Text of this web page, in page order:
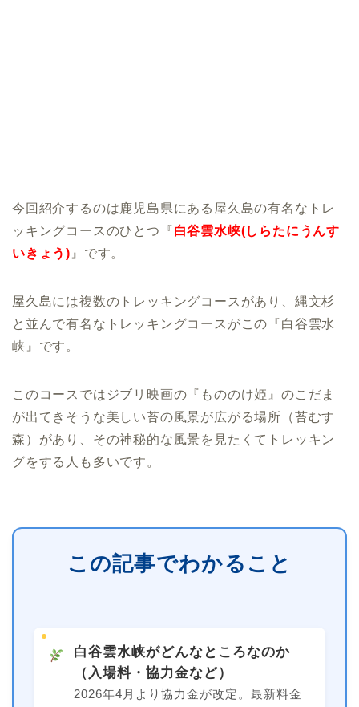
今回紹介するのは鹿児島県にある屋久島の有名なトレ
ッキングコースのひとつ『 白谷雲水峡(しらたにうんす
いきょう)』です。
屋久島には複数のトレッキングコースがあり、縄文杉
と並んで有名なトレッキングコースがこの『白谷雲水
峡』です。
このコースではジブリ映画の『もののけ姫』のこだま
が出てきそうな美しい苔の風景が広がる場所（苔むす
森）があり、その神秘的な風景を見たくてトレッキン
グをする人も多いです。
この記事でわかること
白谷雲水峡がどんなところなのか
（入場料・協力金など）
2026年4月より協力金が改定。最新料金